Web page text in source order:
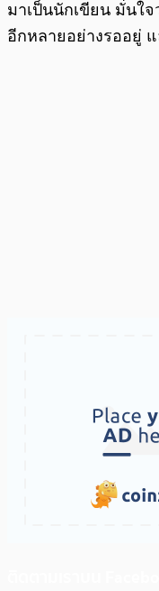
มาเป็นนักเขียน มั่นใ
อีกหลายอย่างรออยู่ แ